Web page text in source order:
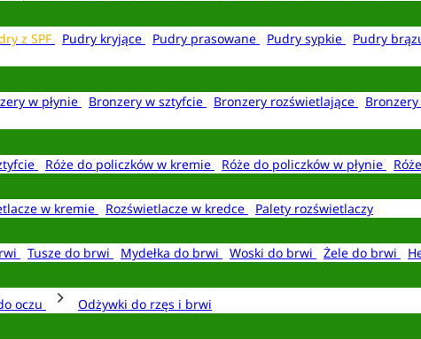
z SPF Pudry kryjące Pudry prasowane Pudry sypkie Pudry
w płynie Bronzery w sztyfcie Bronzery rozświetlające
Róże do policzków w kremie Róże do policzków w płynie
w kremie Rozświetlacze w kredce
Palety rozświetlaczy
Tusze do brwi Mydełka do brwi Woski do brwi Żele do brwi
oczu
Odżywki do rzęs i brwi